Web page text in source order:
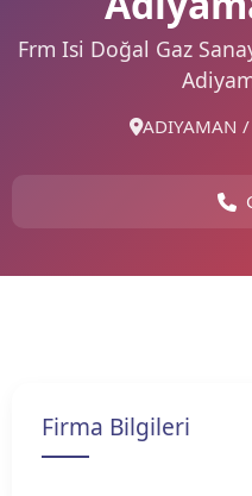
Frm Isi Doğal Gaz
ADIYAMAN
Firma Bilgileri